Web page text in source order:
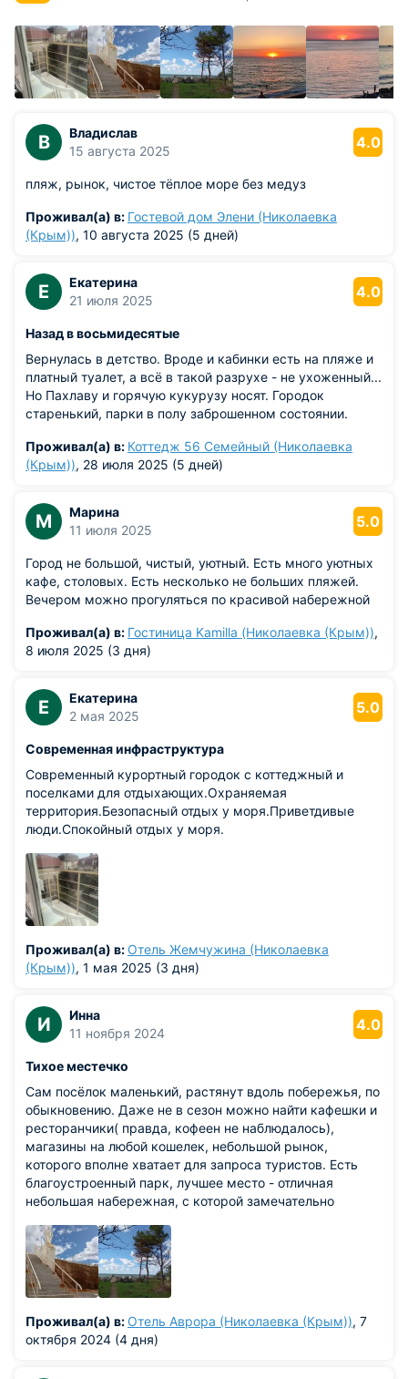
В
Владислав
15 августа 2025
4.0
пляж, рынок, чистое тёплое море без медуз
Проживал(а) в: Гостевой дом Элени (Николаевка
(Крым)), 10 августа 2025 (5 дней)
Е
Екатерина
21 июля 2025
4.0
Назад в восьмидесятые
Вернулась в детство. Вроде и кабинки есть на пляже и
платный туалет, а всё в такой разрухе - не ухоженный...
Но Пахлаву и горячую кукурузу носят. Городок
старенький, парки в полу заброшенном состоянии.
Проживал(а) в: Коттедж 56 Семейный (Николаевка
(Крым)), 28 июля 2025 (5 дней)
М
Марина
11 июля 2025
5.0
Город не большой, чистый, уютный. Есть много уютных
кафе, столовых. Есть несколько не больших пляжей.
Вечером можно прогуляться по красивой набережной
Проживал(а) в: Гостиница Kamilla (Николаевка (Крым)),
8 июля 2025 (3 дня)
Е
Екатерина
2 мая 2025
5.0
Современная инфраструктура
Современный курортный городок с коттеджный и
поселками для отдыхающих.Охраняемая
территория.Безопасный отдых у моря.Приветдивые
люди.Спокойный отдых у моря.
Проживал(а) в: Отель Жемчужина (Николаевка
(Крым)), 1 мая 2025 (3 дня)
И
Инна
11 ноября 2024
4.0
Тихое местечко
Сам посёлок маленький, растянут вдоль побережья, по
обыкновению. Даже не в сезон можно найти кафешки и
ресторанчики( правда, кофеен не наблюдалось),
магазины на любой кошелек, небольшой рынок,
которого вполне хватает для запроса туристов. Есть
благоустроенный парк, лучшее место - отличная
небольшая набережная, с которой замечательно
пляжами - берег норовит съехать в море, его
необходимо укреплять. Также, нет ни одного киоска
хотя бы с газетами, не говоря о книгах - этого мне
весьма не хватало)
Проживал(а) в: Отель Аврора (Николаевка (Крым)), 7
октября 2024 (4 дня)